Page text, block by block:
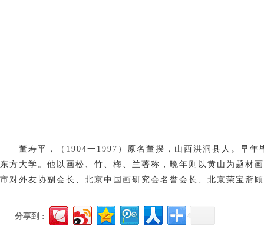
董寿平，（1904一1997）原名董揆，山西洪洞县人。早年
东方大学。他以画松、竹、梅、兰著称，晚年则以黄山为题材
市对外友协副会长、北京中国画研究会名誉会长、北京荣宝斋
分享到 :